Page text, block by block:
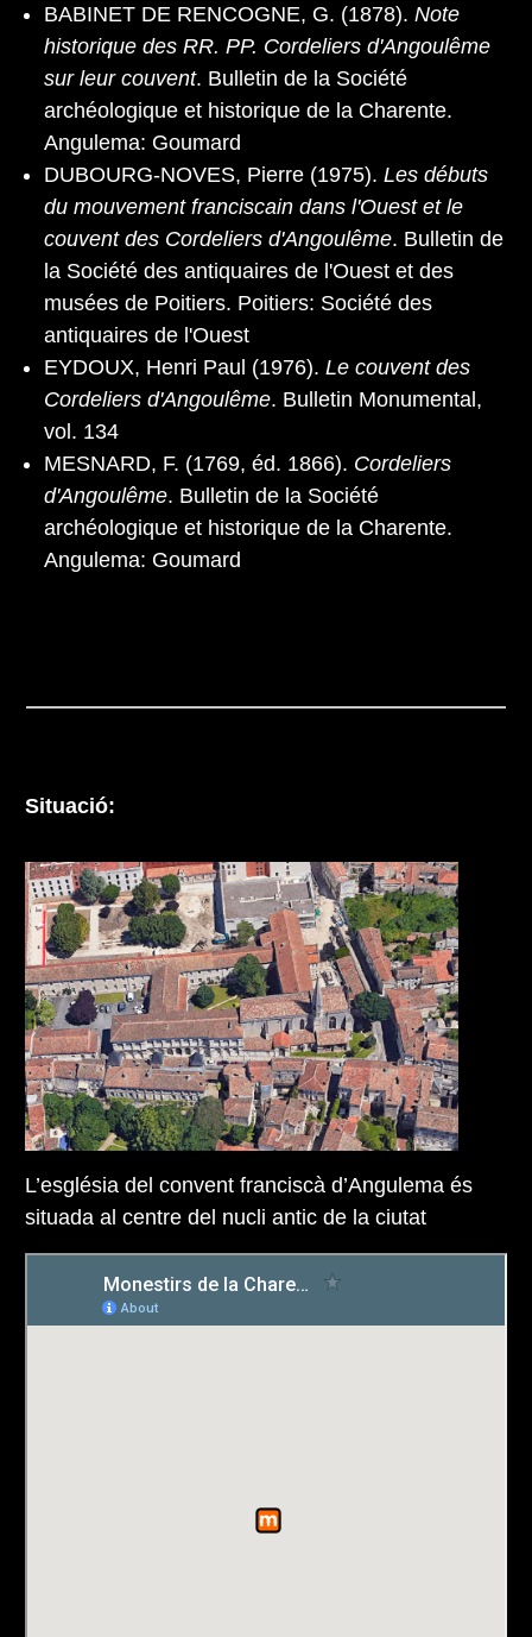
BABINET DE RENCOGNE, G. (1878). Note
historique des RR. PP. Cordeliers d'Angoulême
sur leur couvent. Bulletin de la Société
archéologique et historique de la Charente.
Angulema: Goumard
DUBOURG-NOVES, Pierre (1975). Les débuts
du mouvement franciscain dans l'Ouest et le
couvent des Cordeliers d'Angoulême. Bulletin de
la Société des antiquaires de l'Ouest et des
musées de Poitiers. Poitiers: Société des
antiquaires de l'Ouest
EYDOUX, Henri Paul (1976). Le couvent des
Cordeliers d'Angoulême. Bulletin Monumental,
vol. 134
MESNARD, F. (1769, éd. 1866). Cordeliers
d'Angoulême. Bulletin de la Société
archéologique et historique de la Charente.
Angulema: Goumard
Situació:
L’església del convent franciscà d’Angulema és
situada al centre del nucli antic de la ciutat